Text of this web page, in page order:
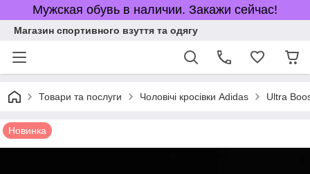
Мужская обувь в наличии. Закажи сейчас!
Магазин спортивного взуття та одягу
Товари та послуги Чоловічі кросівки Adidas Ultra
Новинка